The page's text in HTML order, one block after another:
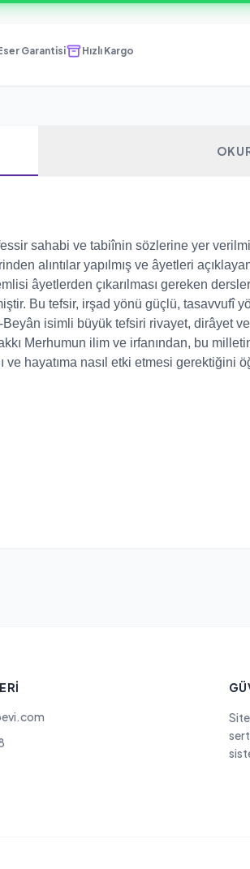
Garantisi Hızlı Kargo
sahabi ve tabiînin sözlerine yer
alıntılar yapılmış ve âyetleri
âyetlerden çıkarılması gereken
Bu tefsir, irşad yönü güçlü, tasavvufî
isimli büyük tefsiri rivayet, dirâyet
Merhumun ilim ve irfanından, bu
hayatıma nasıl etki etmesi gerektiğini